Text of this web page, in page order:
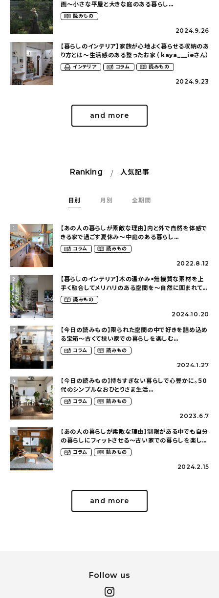
画〜小さな平屋と大きな庭のある暮らし
（tsumikiniwaさん）
読みもの
2024.9.26
【暮らしのインテリア】家族が心地よく暮らせる収納のあ
り方とは〜生活感のある整ったお家（ kaya___ieさん）
インテリア コラム 読みもの
2024.9.23
and more
Ranking 人気記事
日別 月別 全期間
1
【あの人の暮らしが素敵な理由】内と外で自然を体感で
きる家で過ごす夏休み〜中庭のある暮らし
（yume_2700さん）
コラム 読みもの
2022.8.12
2
【暮らしのインテリア】木の温かみ×無機質な素材を上
手く融合してメリハリのある空間を〜自然に囲まれて暮
らす（ki_no_ieさん）
読みもの
2024.10.20
3
【今日の読みもの】限られた空間の中で好きを詰め込め
る宝箱〜古くて狭い家での暮らしを楽しむ
（2nyan_and_lifestylesさん）
コラム 読みもの
2024.1.27
4
【今日の読みもの】持ちすぎない暮らしで心豊かに。５０
代のシンプルなおひとりさま生活
（ohitorisama_kurasiさん）
コラム 読みもの
2023.6.7
5
【あの人の暮らしが素敵な理由】制限がある中でも自分
の暮らしにフィットさせる〜古い家での暮らしを楽しむ
（idasanchiさん）
コラム 読みもの
2024.2.15
and more
Follow us